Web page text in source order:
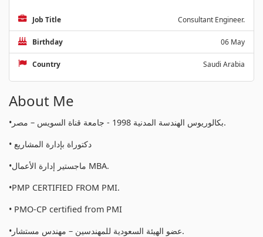
Job Title Consultant Engineer.
Birthday 06 May
Country Saudi Arabia
About Me
•بكالوريوس الهندسة المدنية 1998 - جامعة قناة السويس – مصر.
• دكتوراة بإدارة المشاريع
•ماجستير إدارة الأعمال MBA.
•PMP CERTIFIED FROM PMI.
• PMO-CP certified from PMI
•عضو الهيئة السعودية للمهندسين – مهندس مستشار.